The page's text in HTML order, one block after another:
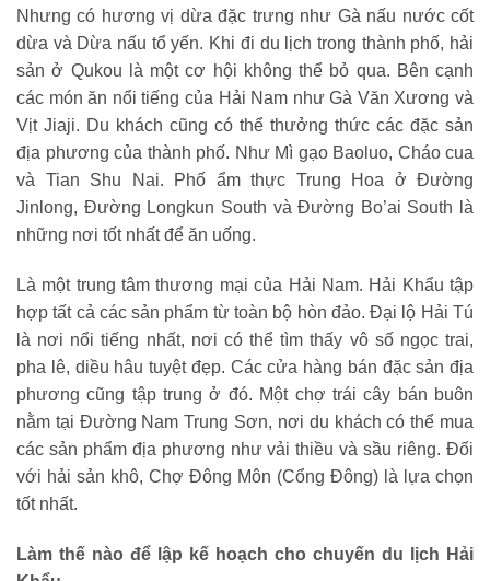
Nhưng có hương vị dừa đặc trưng như Gà nấu nước cốt
dừa và Dừa nấu tổ yến. Khi đi du lịch trong thành phố, hải
sản ở Qukou là một cơ hội không thể bỏ qua. Bên cạnh
các món ăn nổi tiếng của Hải Nam như Gà Văn Xương và
Vịt Jiaji. Du khách cũng có thể thưởng thức các đặc sản
địa phương của thành phố. Như Mì gạo Baoluo, Cháo cua
và Tian Shu Nai. Phố ẩm thực Trung Hoa ở Đường
Jinlong, Đường Longkun South và Đường Bo’ai South là
những nơi tốt nhất để ăn uống.
Là một trung tâm thương mại của Hải Nam. Hải Khẩu tập
hợp tất cả các sản phẩm từ toàn bộ hòn đảo. Đại lộ Hải Tú
là nơi nổi tiếng nhất, nơi có thể tìm thấy vô số ngọc trai,
pha lê, diều hâu tuyệt đẹp. Các cửa hàng bán đặc sản địa
phương cũng tập trung ở đó. Một chợ trái cây bán buôn
nằm tại Đường Nam Trung Sơn, nơi du khách có thể mua
các sản phẩm địa phương như vải thiều và sầu riêng. Đối
với hải sản khô, Chợ Đông Môn (Cổng Đông) là lựa chọn
tốt nhất.
Làm thế nào để lập kế hoạch cho chuyến du lịch Hải